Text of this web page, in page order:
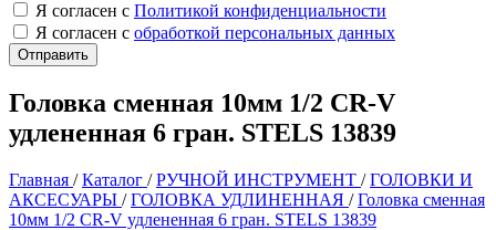
Я согласен с Политикой конфиденциальности
Я согласен с обработкой персональных данных
Головка сменная 10мм 1/2 CR-V
удлененная 6 гран. STELS 13839
Главная /Каталог /РУЧНОЙ ИНСТРУМЕНТ /ГОЛОВКИ И
АКСЕСУАРЫ /ГОЛОВКА УДЛИНЕННАЯ /Головка сменная
10мм 1/2 CR-V удлененная 6 гран. STELS 13839